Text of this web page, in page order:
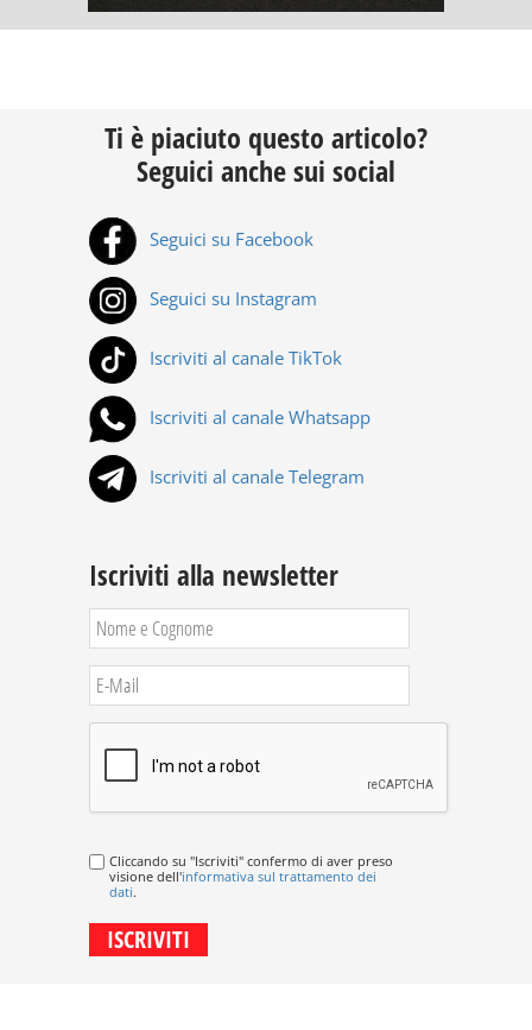
Ti è piaciuto questo articolo?
Seguici anche sui social
Seguici su Facebook
Seguici su Instagram
Iscriviti al canale TikTok
Iscriviti al canale Whatsapp
Iscriviti al canale Telegram
Iscriviti alla newsletter
Cliccando su "Iscriviti" confermo di aver preso
visione dell'informativa sul trattamento dei
dati.